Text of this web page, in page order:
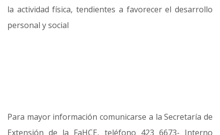
la actividad física, tendientes a favorecer el desarrollo
personal y social
Para mayor información comunicarse a la Secretaría de
Extensión de la FaHCE, teléfono 423 6673- Interno